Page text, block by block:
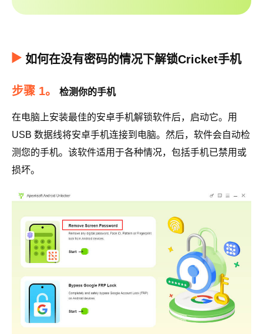
如何在没有密码的情况下解锁Cricket手机
步骤 1。 检测你的手机
在电脑上安装最佳的安卓手机解锁软件后，启动它。用
USB 数据线将安卓手机连接到电脑。然后，软件会自动检
测您的手机。该软件适用于各种情况，包括手机已禁用或
损坏。